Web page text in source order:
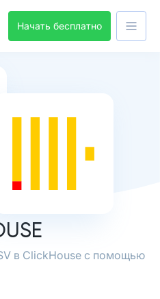
Начать бесплатно
в ClickHouse с помощью